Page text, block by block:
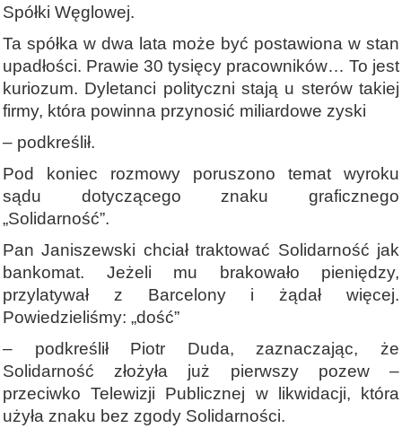
Spółki Węglowej.
Ta spółka w dwa lata może być postawiona w stan
upadłości. Prawie 30 tysięcy pracowników… To jest
kuriozum. Dyletanci polityczni stają u sterów takiej
firmy, która powinna przynosić miliardowe zyski
– podkreślił.
Pod koniec rozmowy poruszono temat wyroku
sądu dotyczącego znaku graficznego
„Solidarność”.
Pan Janiszewski chciał traktować Solidarność jak
bankomat. Jeżeli mu brakowało pieniędzy,
przylatywał z Barcelony i żądał więcej.
Powiedzieliśmy: „dość”
– podkreślił Piotr Duda, zaznaczając, że
Solidarność złożyła już pierwszy pozew –
przeciwko Telewizji Publicznej w likwidacji, która
użyła znaku bez zgody Solidarności.